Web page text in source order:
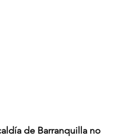
de Barranquilla no